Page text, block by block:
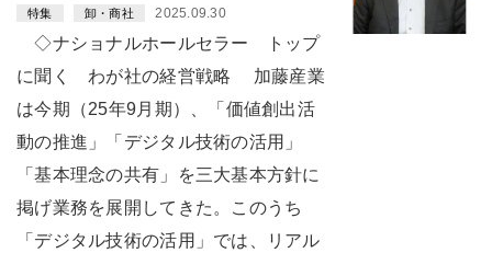
特集 卸・商社 2025.09.30
◇ナショナルホールセラー トップ
に聞く わが社の経営戦略 加藤産業
は今期（25年9月期）、「価値創出活
動の推進」「デジタル技術の活用」
「基本理念の共有」を三大基本方針に
掲げ業務を展開してきた。このうち
「デジタル技術の活用」では、リアル